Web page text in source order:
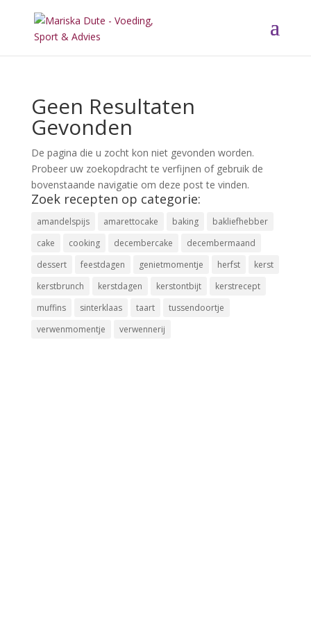
Geen Resultaten
Gevonden
De pagina die u zocht kon niet gevonden worden.
Probeer uw zoekopdracht te verfijnen of gebruik de
bovenstaande navigatie om deze post te vinden.
Zoek recepten op categorie:
amandelspijs amarettocake baking
bakliefhebber
cake
cooking decembercake
decembermaand
dessert
feestdagen genietmomentje herfst
kerst
kerstbrunch
kerstdagen kerstontbijt
kerstrecept
muffins
sinterklaas taart
tussendoortje
verwenmomentje
verwennerij